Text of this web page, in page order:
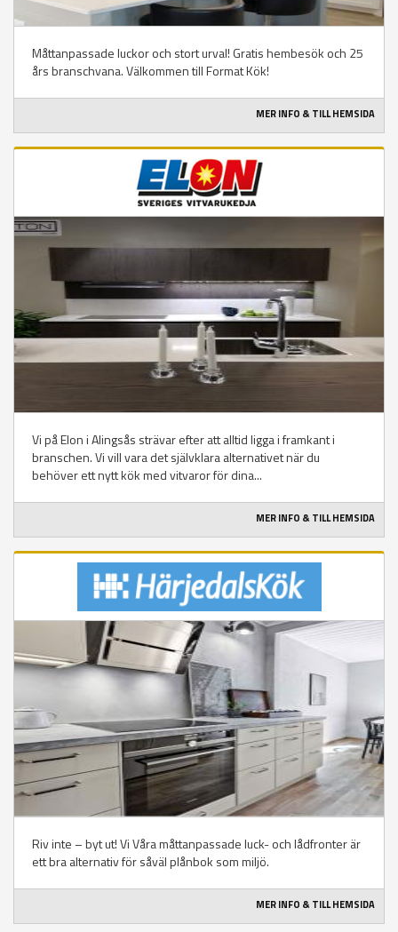
Måttanpassade luckor och stort urval! Gratis hembesök och 25
års branschvana. Välkommen till Format Kök!
MER INFO & TILL HEMSIDA
Vi på Elon i Alingsås strävar efter att alltid ligga i framkant i
branschen. Vi vill vara det självklara alternativet när du
behöver ett nytt kök med vitvaror för dina...
MER INFO & TILL HEMSIDA
Riv inte – byt ut! Vi Våra måttanpassade luck- och lådfronter är
ett bra alternativ för såväl plånbok som miljö.
MER INFO & TILL HEMSIDA